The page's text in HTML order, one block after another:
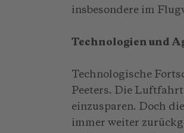
insbesondere im
Technologien und
Technologische
Peeters. Die
einzusparen. Doch
immer weiter